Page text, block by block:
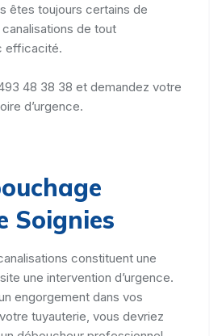
êtes toujours certains de
de tout
efficacité.
48 38 38 et demandez votre
d’urgence.
Soignies
constituent une
une intervention d’urgence.
engorgement dans vos
tuyauterie, vous devriez